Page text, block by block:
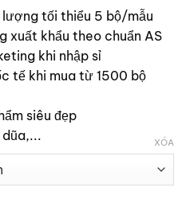
tối thiểu 5 bộ/mẫu
xuất khẩu theo chuẩn AS
khi nhập sỉ
tế khi mua từ 1500 bộ
siêu đẹp
XÓA